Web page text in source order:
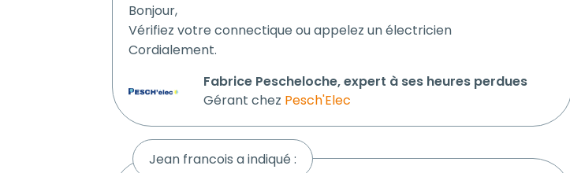
Bonjour,
Vérifiez votre connectique ou appelez un électricien
Cordialement.
Fabrice Pescheloche, expert à ses heures perdues
Gérant chez Pesch'Elec
Jean francois a indiqué :